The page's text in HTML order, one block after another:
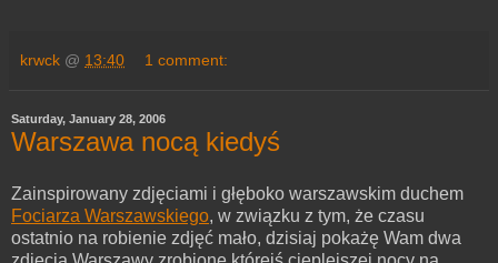
krwck @ 13:40 1 comment:
Saturday, January 28, 2006
Warszawa nocą kiedyś
Zainspirowany zdjęciami i głęboko warszawskim duchem
Fociarza Warszawskiego, w związku z tym, że czasu
ostatnio na robienie zdjęć mało, dzisiaj pokażę Wam dwa